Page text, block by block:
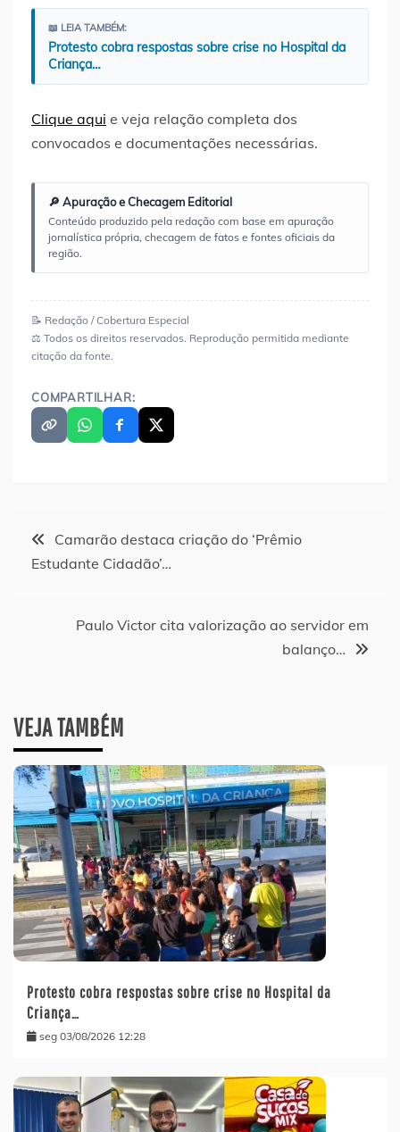
📖 LEIA TAMBÉM:
Protesto cobra respostas sobre crise no Hospital da
Criança…
Clique aqui e veja relação completa dos
convocados e documentações necessárias.
🔎 Apuração e Checagem Editorial
Conteúdo produzido pela redação com base em apuração
jornalística própria, checagem de fatos e fontes oficiais da
região.
📝 Redação / Cobertura Especial
⚖️ Todos os direitos reservados. Reprodução permitida mediante
citação da fonte.
COMPARTILHAR:
Navegação
Camarão destaca criação do ‘Prêmio
Estudante Cidadão’…
Paulo Victor cita valorização ao servidor em
balanço…
VEJA TAMBÉM
Protesto cobra respostas sobre crise no Hospital da
Criança…
seg 03/08/2026 12:28